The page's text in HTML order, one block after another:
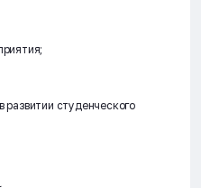
развитии студенческого